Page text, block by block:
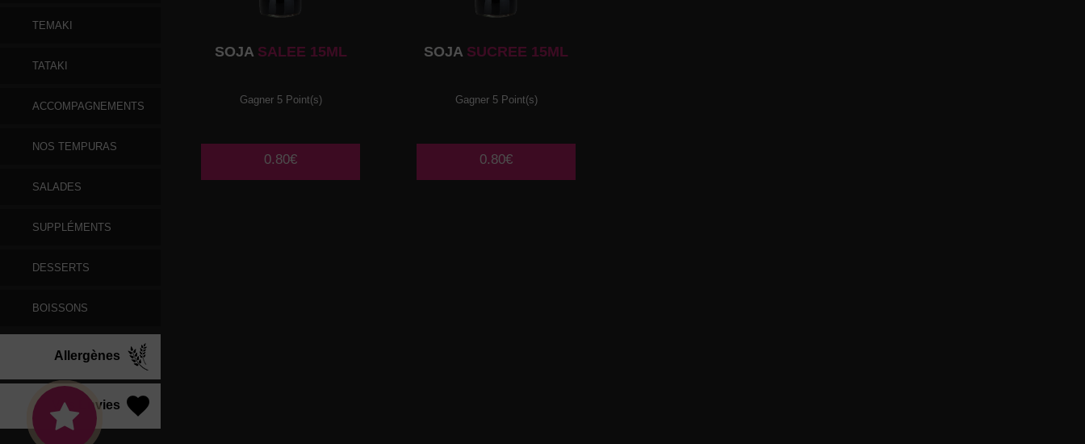
TEMAKI
TATAKI
ACCOMPAGNEMENTS
NOS TEMPURAS
SALADES
SUPPLÉMENTS
DESSERTS
BOISSONS
Allergènes
Vos Envies
SOJASALEE 15ML
Gagner 5 Point(s)
0.80€
SOJA SUCREE 15ML
Gagner 5 Point(s)
0.80€